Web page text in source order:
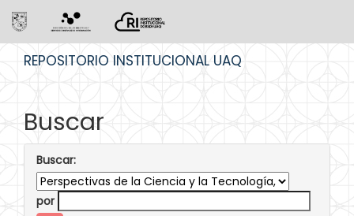
REPOSITORIO INSTITUCIONAL UAQ
Buscar
Buscar:
por